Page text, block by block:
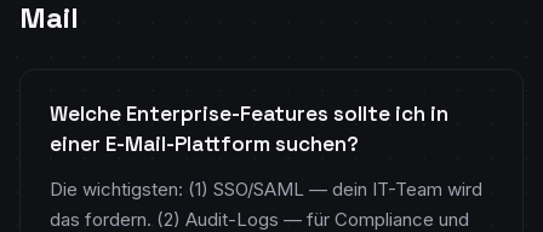
Mail
Welche Enterprise-Features sollte ich in
einer E-Mail-Plattform suchen?
Die wichtigsten: (1) SSO/SAML — dein IT-Team wird
das fordern. (2) Audit-Logs — für Compliance und